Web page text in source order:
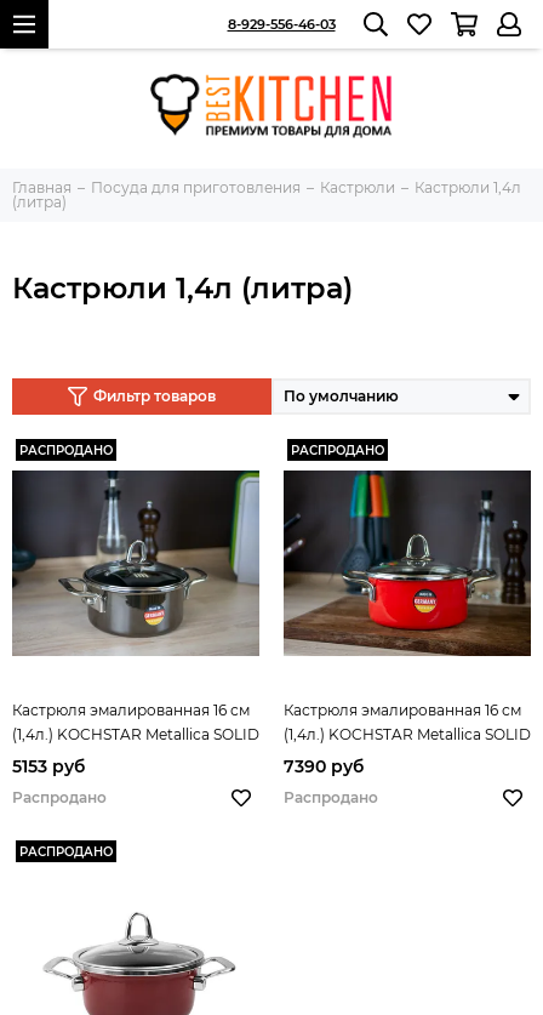
8-929-556-46-03
Главная Посуда для приготовления Кастрюли
Кастрюли 1,4л
(литра)
Кастрюли 1,4л (литра)
Фильтр товаров
РАСПРОДАНО
Кастрюля эмалированная 16 см
(1,4л.) KOCHSTAR Metallica SOLID
5100981216
5153 руб
Распродано
РАСПРОДАНО
Кастрюля эмалированная 16 см
(1,4л.) KOCHSTAR Metallica SOLID
арт. 5100201216
7390 руб
Распродано
РАСПРОДАНО